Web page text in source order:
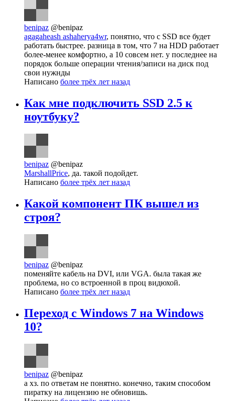
benipaz @benipaz
agagaheash ashaherya4wr, понятно, что с SSD все будет
работать быстрее. разница в том, что 7 на HDD работает
более-менее комфортно, а 10 совсем нет. у последнее на
порядок больше операции чтения/записи на диск под
свои нужнды
Написано более трёх лет назад
Как мне подключить SSD 2.5 к
ноутбуку?
benipaz @benipaz
MarshallPrice, да. такой подойдет.
Написано более трёх лет назад
Какой компонент ПК вышел из
строя?
benipaz @benipaz
поменяйте кабель на DVI, или VGA. была такая же
проблема, но со встроенной в проц видюхой.
Написано более трёх лет назад
Переход с Windows 7 на Windows
10?
benipaz @benipaz
а хз. по ответам не понятно. конечно, таким способом
пиратку на лицензию не обновишь.